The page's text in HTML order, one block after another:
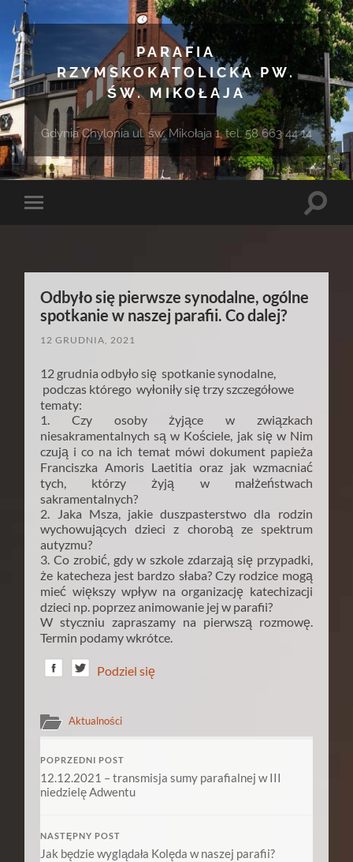
PARAFIA
RZYMSKOKATOLICKA PW.
ŚW. MIKOŁAJA
Gdynia Chylonia ul. św. Mikołaja 1, tel. 58 663 44 14
Toggle
Toggle
Odbyło się pierwsze synodalne, ogólne
spotkanie w naszej parafii. Co dalej?
12 GRUDNIA, 2021
12 grudnia odbyło się spotkanie synodalne,
podczas którego wyłoniły się trzy szczegółowe
tematy:
1. Czy osoby żyjące w związkach
niesakramentalnych są w Kościele, jak się w Nim
czują i co na ich temat mówi dokument papieża
Franciszka Amoris Laetitia oraz jak wzmacniać
tych, którzy żyją w małżeństwach
sakramentalnych?
2. Jaka Msza, jakie duszpasterstwo dla rodzin
wychowujących dzieci z chorobą ze spektrum
autyzmu?
3. Co zrobić, gdy w szkole zdarzają się przypadki,
że katecheza jest bardzo słaba? Czy rodzice mogą
mieć większy wpływ na organizację katechizacji
dzieci np. poprzez animowanie jej w parafii?
W styczniu zapraszamy na pierwszą rozmowę.
Termin podamy wkrótce.
Podziel się
Aktualności
POPRZEDNI POST
12.12.2021 – transmisja sumy parafialnej w III
niedzielę Adwentu
NASTĘPNY POST
Jak będzie wyglądała Kolęda w naszej parafii?